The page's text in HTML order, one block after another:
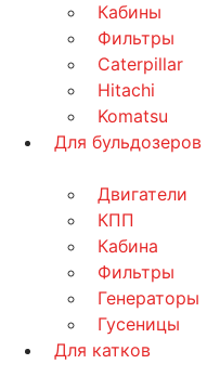
Кабины
Фильтры
Caterpillar
Hitachi
Komatsu
Для бульдозеров
Двигатели
КПП
Кабина
Фильтры
Генераторы
Гусеницы
Для катков